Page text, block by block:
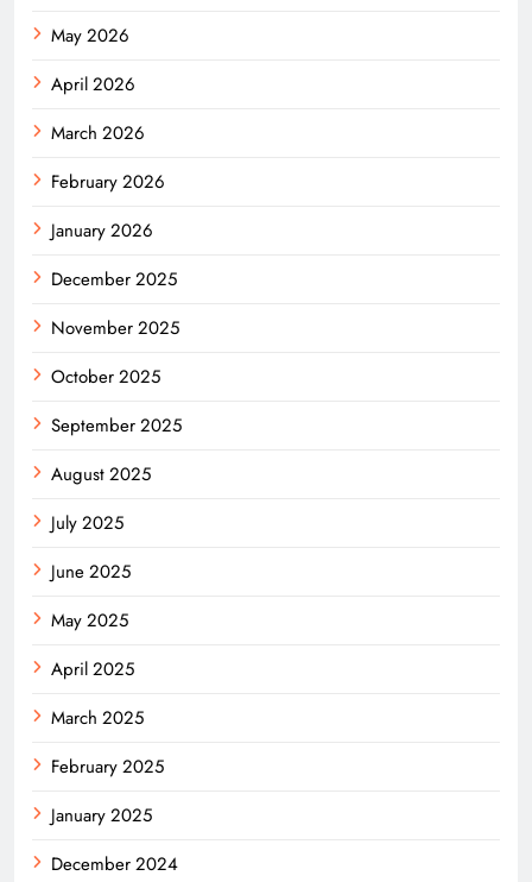
May 2026
April 2026
March 2026
February 2026
January 2026
December 2025
November 2025
October 2025
September 2025
August 2025
July 2025
June 2025
May 2025
April 2025
March 2025
February 2025
January 2025
December 2024